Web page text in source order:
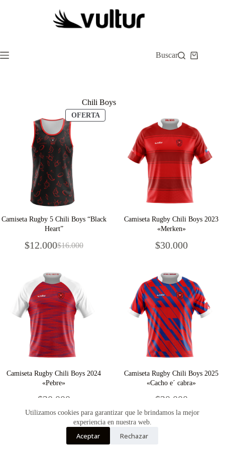
Utilizamos cookies para garantizar que le brindamos la mejor
experiencia en nuestra web.
Aceptar Rechazar
Buscar
Carro
Chili Boys
OFERTAPRODUCTO
EN
Camiseta Rugby 5 Chili Boys “Black
Heart”
$16.000
El
original
era:
$16.000.
$12.000El
actual
es:
$12.000.
Camiseta Rugby Chili Boys 2023
«Merken»
$30.000
Camiseta Rugby Chili Boys 2024
«Pebre»
$30.000
Camiseta Rugby Chili Boys 2025
«Cacho e´ cabra»
$30.000